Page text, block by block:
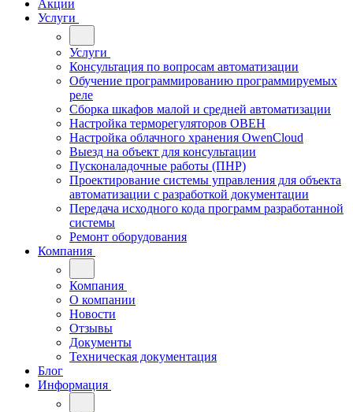
Акции
Услуги
Услуги
Консультация по вопросам автоматизации
Обучение программированию программируемых
реле
Сборка шкафов малой и средней автоматизации
Настройка терморегуляторов ОВЕН
Настройка облачного хранения OwenCloud
Выезд на объект для консультации
Пусконаладочные работы (ПНР)
Проектирование системы управления для объекта
автоматизации с разработкой документации
Передача исходного кода программ разработанной
системы
Ремонт оборудования
Компания
Компания
О компании
Новости
Отзывы
Документы
Техническая документация
Блог
Информация